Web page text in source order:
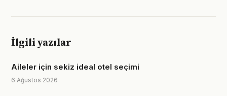
İlgili yazılar
Aileler için sekiz ideal otel seçimi
6 Ağustos 2026